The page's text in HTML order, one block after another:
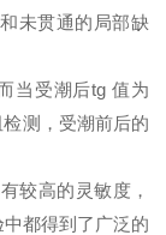
未贯通的局部缺
当受潮后tg 值为
测，受潮前后的
较高的灵敏度，
都得到了广泛的